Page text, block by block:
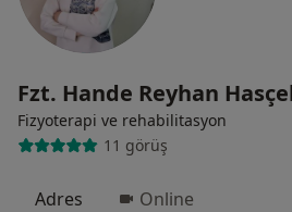
Fzt. Hande Reyhan
Fizyoterapi ve rehabilitasyon
11 görüş
Adres Online